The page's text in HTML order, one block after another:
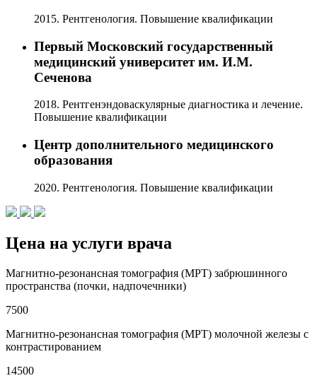
2015. Рентгенология. Повышение квалификации
Первый Московский государственный
медицинский университет им. И.М.
Сеченова
2018. Рентгенэндоваскулярные диагностика и лечение.
Повышение квалификации
Центр дополнительного медицинского
образования
2020. Рентгенология. Повышение квалификации
Цена на услуги врача
Магнитно-резонансная томография (МРТ) забрюшинного
пространства (почки, надпочечники)
7500
Магнитно-резонансная томография (МРТ) молочной железы с
контрастированием
14500